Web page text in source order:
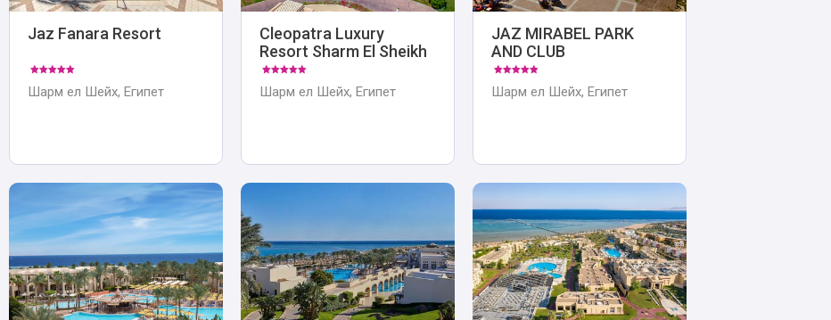
Jaz Fanara Resort
Шарм ел Шейх, Египет
Cleopatra Luxury
Resort Sharm El Sheikh
Шарм ел Шейх, Египет
JAZ MIRABEL PARK
AND CLUB
Шарм ел Шейх, Египет